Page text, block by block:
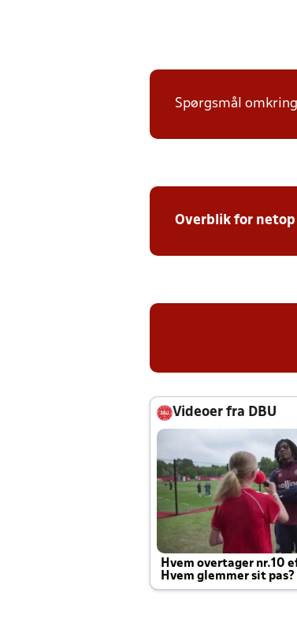
Spørgsmål
Overblik for
Videoer fra DBU
Hvem overtager nr.10
Hvem glemmer sit
Joachim altid til efter